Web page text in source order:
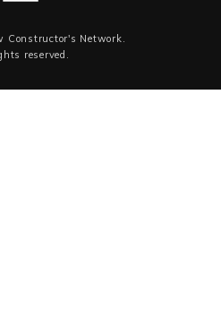
Constructor's Network.
reserved.